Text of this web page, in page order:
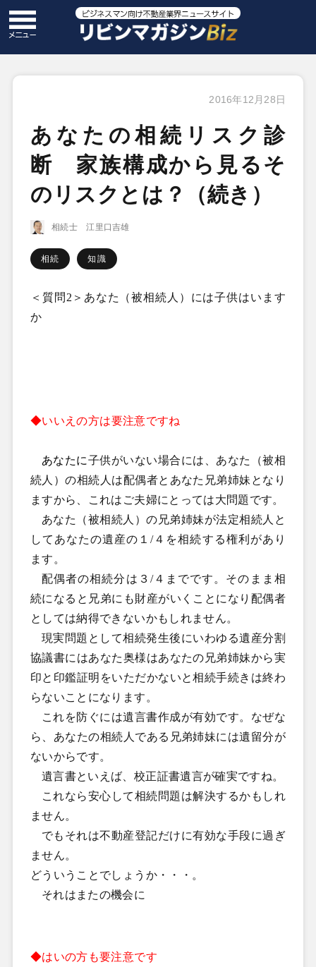
2016年12月28日
あなたの相続リスク診
断 家族構成から見るそ
のリスクとは？（続き）
相続士 江里口吉雄
相続 知識
＜質問 2 ＞あなた（被相続人）には子供はいます
か
◆いいえの方は要注意ですね
あなたに子供がいない場合には、あなた（被相
続人）の相続人は配偶者とあなた兄弟姉妹となり
ますから、これはご夫婦にとっては大問題です。
あなた（被相続人）の兄弟姉妹が法定相続人と
してあなたの遺産の１/４を相続する権利があり
ます。
配偶者の相続分は３ /４までです。そのまま相
続になると兄弟にも財産がいくことになり配偶者
としては納得できないかもしれません。
現実問題として相続発生後にいわゆる遺産分割
協議書にはあなた奥様はあなたの兄弟姉妹から実
印と印鑑証明をいただかないと相続手続きは終わ
らないことになります。
これを防ぐには遺言書作成が有効です。なぜな
ら、あなたの相続人である兄弟姉妹には遺留分が
ないからです。
遺言書といえば、校正証書遺言が確実ですね。
これなら安心して相続問題は解決するかもしれ
ません。
でもそれは不動産登記だけに有効な手段に過ぎ
ません。
どういうことでしょうか・・・。
それはまたの機会に
◆はいの方も要注意です